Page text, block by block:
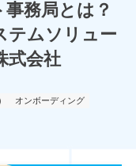
務局とは？
テムソリュー
式会社
オンボーディング